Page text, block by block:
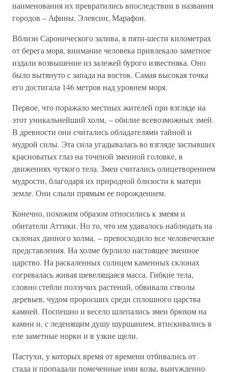
наименования их превратились впоследствии в названия
городов – Афины, Элевсин, Марафон.
Вблизи Саронического залива, в пяти-шести километрах
от берега моря, внимание человека привлекало заметное
издали возвышение из залежей бурого известняка. Оно
было вытянуто с запада на восток. Самая высокая точка
его достигала 146 метров над уровнем моря.
Первое, что поражало местных жителей при взгляде на
этот уникальнейший холм, – обилие всевозможных змей.
В древности они считались обладателями тайной и
мудрой силы. Эта сила угадывалась во взгляде застывших
красноватых глаз на точеной змеиной головке, в
движениях чуткого тела. Змеи считались олицетворением
мудрости, благодаря их природной близости к матери
земле. Они слыли прямым ее порождением.
Конечно, похожим образом относились к змеям и
обитатели Аттики. Но то, что им удавалось наблюдать на
склонах данного холма, – превосходило все человеческие
представления. На холме бурлило настоящее змеиное
царство. На раскаленных солнцем каменных склонах
согревалась живая шевелящаяся масса. Гибкие тела,
словно стебли ползучих растений, обвивали стволы
деревьев, чудом проросших среди сплошного царства
камней. Поспешно и весело шлепались змеи брюхом на
камни и, с леденящим душу шуршанием, втискивались в
еле заметные норки и в узкие щели.
Пастухи, у которых время от времени отбивались от
стада и пропадали помеченные ими козы, вынужденно